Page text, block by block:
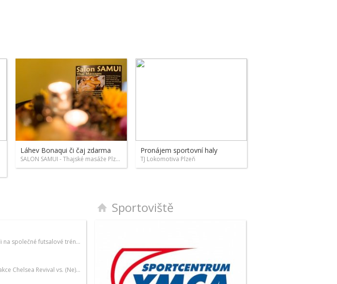
Láhev Bonaqui či čaj zdarma
SALON SAMUI - Thajské masáže Plzeň
Pronájem sportovní haly
TJ Lokomotiva Plzeň
Sháníme lidi na společné futsalové tréninky v Plzni.
Účastní se akce Chelsea Revival vs. (Ne)závislí
Sportoviště